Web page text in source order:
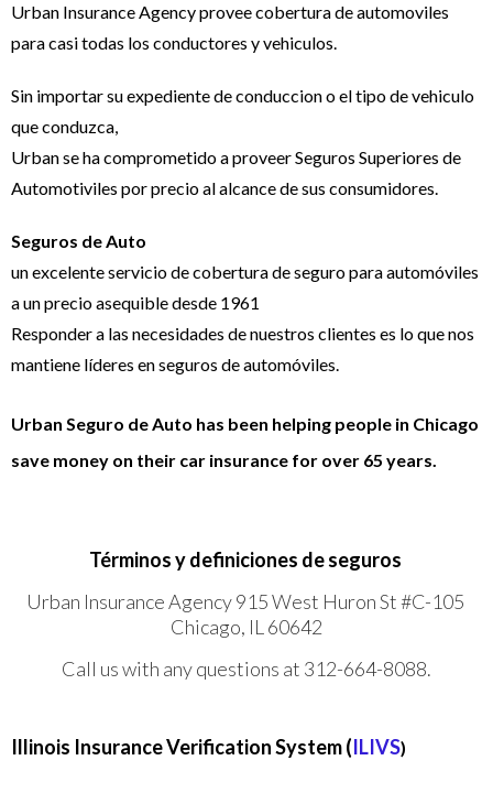
Urban Insurance Agency provee cobertura de automoviles
para casi todas los conductores y vehiculos.
Sin importar su expediente de conduccion o el tipo de vehiculo
que conduzca,
Urban se ha comprometido a proveer Seguros Superiores de
Automotiviles por precio al alcance de sus consumidores.
Seguros de Auto
un excelente servicio de cobertura de seguro para automóviles
a un precio asequible desde 1961
Responder a las necesidades de nuestros clientes es lo que nos
mantiene líderes en seguros de automóviles.
Urban Seguro de Auto has been helping people in Chicago
save money on their car insurance for over 65 years.
Términos y definiciones de seguros
Urban Insurance Agency 915 West Huron St #C-105
Chicago, IL 60642
Call us with any questions at 312-664-8088.
Illinois Insurance Verification System (ILIVS)